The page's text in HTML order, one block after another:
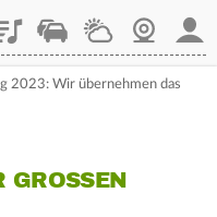
StaupilotWetterWebcam
2023: Wir übernehmen das
P